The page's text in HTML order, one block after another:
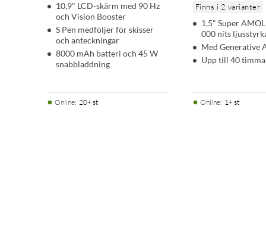
10,9" LCD-skärm med 90 Hz
och Vision Booster
S Pen medföljer för skisser
och anteckningar
8000 mAh batteri och 45 W
snabbladdning
Online: 20+ st
Finns i 2 varianter
1,5" Super
000 nits
Med Generative
Upp till 40
Online: 1+ st